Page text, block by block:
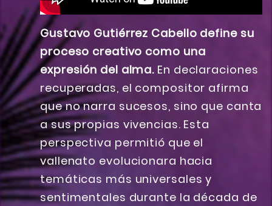
Gustavo Gutiérrez Cabello define su
proceso creativo como una
expresión del alma. En declaraciones
recuperadas, el compositor afirma
que no narra sucesos, sino que canta
a sus propias vivencias. Esta
perspectiva permitió que el
vallenato evolucionara hacia
temáticas más universales y
sentimentales durante la década de